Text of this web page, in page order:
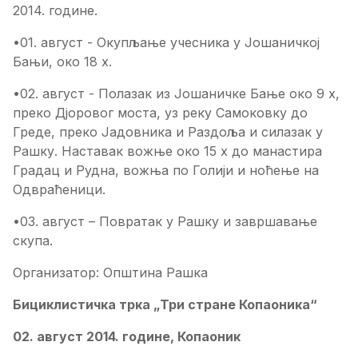
2014. године.
•01. август - Окупљање учесника у Јошаничкој
Бањи, око 18 х.
•02. август - Полазак из Јошаничке Бање око 9 х,
преко Дјоровог моста, уз реку Самоковку до
Греде, преко Јадовника и Раздоља и силазак у
Рашку. Наставак вожње око 15 х до манастира
Градац и Рудна, вожња по Голији и ноћење на
Одвраћеници.
•03. август – Повратак у Рашку и завршавање
скупа.
Организатор: Општина Рашка
Бициклистичка трка „Три стране Копаоника“
02. август 2014. године, Копаоник